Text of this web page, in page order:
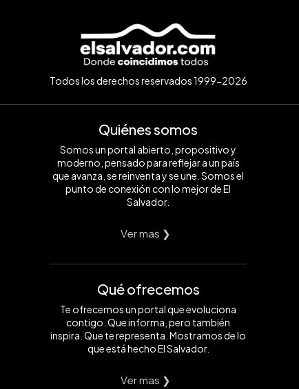
Todos los derechos reservados 1999-2026
Quiénes somos
Somos un portal abierto, propositivo y
moderno, pensado para reflejar a un país
que avanza, se reinventa y se une. Somos el
punto de conexión con lo mejor de El
Salvador.
Ver mas ❯
Qué ofrecemos
Te ofrecemos un portal que evoluciona
contigo. Que informa, pero también
inspira. Que te representa. Mostramos de lo
que está hecho El Salvador.
Ver mas ❯